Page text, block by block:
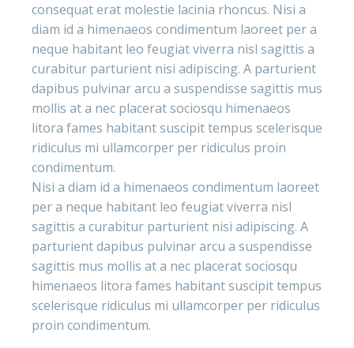
consequat erat molestie lacinia rhoncus. Nisi a
diam id a himenaeos condimentum laoreet per a
neque habitant leo feugiat viverra nisl sagittis a
curabitur parturient nisi adipiscing. A parturient
dapibus pulvinar arcu a suspendisse sagittis mus
mollis at a nec placerat sociosqu himenaeos
litora fames habitant suscipit tempus scelerisque
ridiculus mi ullamcorper per ridiculus proin
condimentum.
Nisi a diam id a himenaeos condimentum laoreet
per a neque habitant leo feugiat viverra nisl
sagittis a curabitur parturient nisi adipiscing. A
parturient dapibus pulvinar arcu a suspendisse
sagittis mus mollis at a nec placerat sociosqu
himenaeos litora fames habitant suscipit tempus
scelerisque ridiculus mi ullamcorper per ridiculus
proin condimentum.